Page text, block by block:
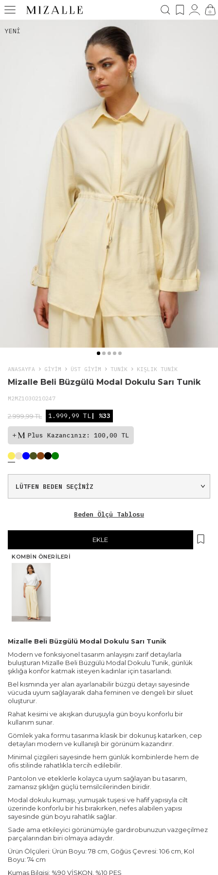
0
YENI
ANASAYFA GIYIM ÜST GİYİM TUNIK KIŞLIK TUNIK
Mizalle Beli Büzgülü Modal Dokulu Sarı Tunik
M2MZ1030210247
2.999,99 TL 1.999,99 TL| %33
Plus Kazancınız: 100,00 TL
Beden Ölçü Tablosu
EKLE
KOMBIN ÖNERILERI
Mizalle Beli Büzgülü Modal Dokulu Sarı Tunik
Modern ve fonksiyonel tasarım anlayışını zarif detaylarla
buluşturan Mizalle Beli Büzgülü Modal Dokulu Tunik, günlük
şıklığa konfor katmak isteyen kadınlar için tasarlandı.
Bel kısmında yer alan ayarlanabilir büzgü detayı sayesinde
vücuda uyum sağlayarak daha feminen ve dengeli bir siluet
oluşturur.
Rahat kesimi ve akışkan duruşuyla gün boyu konforlu bir
kullanım sunar.
Gömlek yaka formu tasarıma klasik bir dokunuş katarken, cep
detayları modern ve kullanışlı bir görünüm kazandırır.
Minimal çizgileri sayesinde hem günlük kombinlerde hem de
ofis stilinde rahatlıkla tercih edilebilir.
Pantolon ve eteklerle kolayca uyum sağlayan bu tasarım,
zamansız şıklığın güçlü temsilcilerinden biridir.
Modal dokulu kumaşı, yumuşak tuşesi ve hafif yapısıyla cilt
üzerinde konforlu bir his bırakırken, nefes alabilen yapısı
sayesinde gün boyu rahatlık sağlar.
Sade ama etkileyici görünümüyle gardırobunuzun vazgeçilmez
parçalarından biri olmaya adaydır.
Ürün Ölçüleri: Ürün Boyu: 78 cm, Göğüs Çevresi: 106 cm, Kol
Boyu: 74 cm
Kumaş Bilgisi: %90 VİSKON, %10 PES